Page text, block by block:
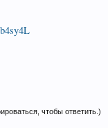
чтобы ответить.)